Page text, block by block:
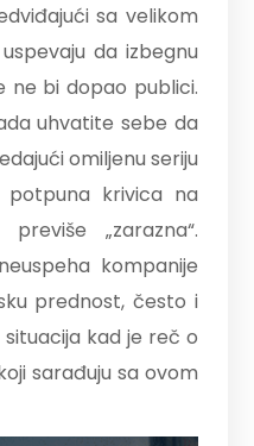
sa velikom
da izbegnu
ne bi dopao publici.
uhvatite sebe da
omiljenu seriju
krivica na
„zarazna“.
kompanije
prednost, često i
kad je reč o
sarađuju sa ovom